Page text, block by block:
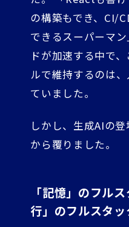
の構築もでき、CI/
できるスーパーマ
ドが加速する中で
ルで維持するのは
ていました。
しかし、生成AIの
から覆りました。
「記憶」のフル
行」のフルスタッ